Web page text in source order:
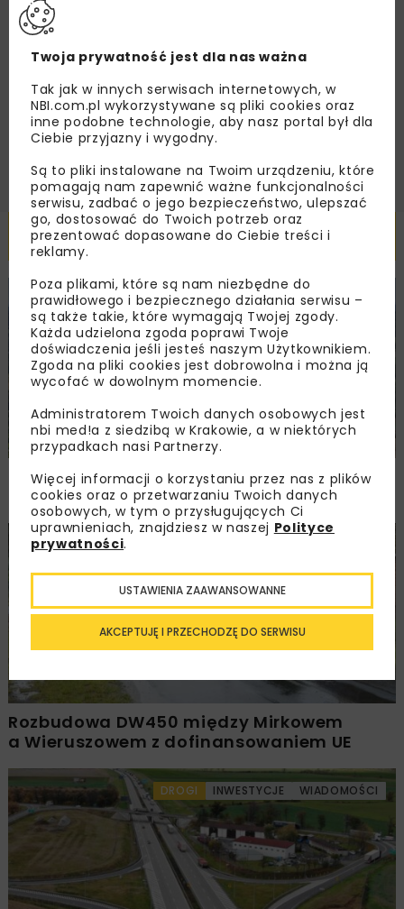
Regulaminemoraz wyrażam zgodę na otrzymywanie na
podany przeze mnie adres e-mail korespondencji
handlowej w postaci newslettera.
ZAPISZ MNIE
Powiązane artykuły
KOLEJ WIADOMOŚCI INWESTYCJE
PKP PLK ogłosiły przetarg na odcinek Gdów
– Szczyrzyc projektu Podłęże–Piekiełko
Rozbudowa DW450 między Mirkowem
a Wieruszowem z dofinansowaniem UE
DROGI INWESTYCJE WIADOMOŚCI
Twoja prywatność jest dla nas ważna
Tak jak w innych serwisach internetowych, w
NBI.com.pl wykorzystywane są pliki cookies oraz
inne podobne technologie, aby nasz portal był dla
Ciebie przyjazny i wygodny.
Są to pliki instalowane na Twoim urządzeniu, które
pomagają nam zapewnić ważne funkcjonalności
serwisu, zadbać o jego bezpieczeństwo, ulepszać
go, dostosować do Twoich potrzeb oraz
prezentować dopasowane do Ciebie treści i
reklamy.
Poza plikami, które są nam niezbędne do
prawidłowego i bezpiecznego działania serwisu –
są także takie, które wymagają Twojej zgody.
Każda udzielona zgoda poprawi Twoje
doświadczenia jeśli jesteś naszym Użytkownikiem.
Zgoda na pliki cookies jest dobrowolna i można ją
wycofać w dowolnym momencie.
Administratorem Twoich danych osobowych jest
nbi med!a z siedzibą w Krakowie, a w niektórych
przypadkach nasi Partnerzy.
Więcej informacji o korzystaniu przez nas z plików
cookies oraz o przetwarzaniu Twoich danych
osobowych, w tym o przysługujących Ci
uprawnieniach, znajdziesz w naszej Polityce
prywatności.
AKCEPTUJĘ I PRZECHODZĘ DO SERWISU
USTAWIENIA ZAAWANSOWANNE